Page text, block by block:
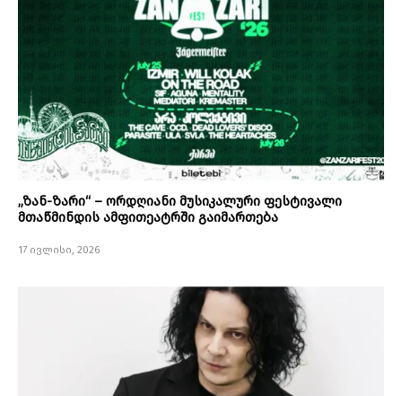
„ზან-ზარი“ – ორდღიანი მუსიკალური ფესტივალი
მთაწმინდის ამფითეატრში გაიმართება
17 ივლისი, 2026